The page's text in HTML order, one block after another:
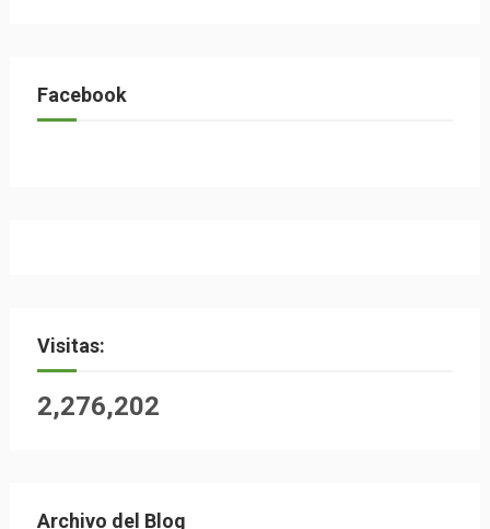
Facebook
Visitas:
2,276,202
Archivo del Blog